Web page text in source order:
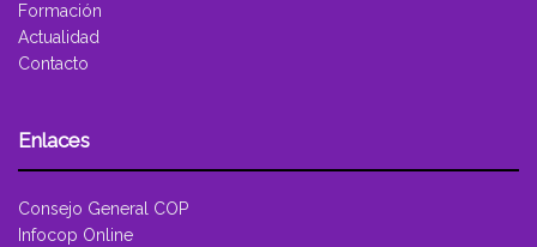
Formación
Actualidad
Contacto
Enlaces
Consejo General COP
Infocop Online